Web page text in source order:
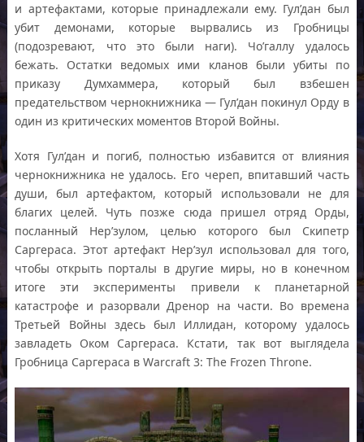
и артефактами, которые принадлежали ему. Гул’дан был
убит демонами, которые вырвались из Гробницы
(подозревают, что это были наги). Чо’галлу удалось
бежать. Остатки ведомых ими кланов были убиты по
приказу Думхаммера, который был взбешен
предательством чернокнижника — Гул’дан покинул Орду в
один из критических моментов Второй Войны.
Хотя Гул’дан и погиб, полностью избавится от влияния
чернокнижника не удалось. Его череп, впитавший часть
души, был артефактом, который использовали не для
благих целей. Чуть позже сюда пришел отряд Орды,
посланный Нер’зулом, целью которого был Скипетр
Саргераса. Этот артефакт Нер’зул использовал для того,
чтобы открыть порталы в другие миры, но в конечном
итоге эти эксперименты привели к планетарной
катастрофе и разорвали Дренор на части. Во времена
Третьей Войны здесь был Иллидан, которому удалось
завладеть Оком Саргераса. Кстати, так вот выглядела
Гробница Саргераса в Warcraft 3: The Frozen Throne.